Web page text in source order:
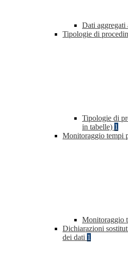
Dati aggregati
Tipologie di
Tipologie di
in tabelle) 1
Monitoraggio tempi
Monitoraggio
Dichiarazioni
dei dati 1